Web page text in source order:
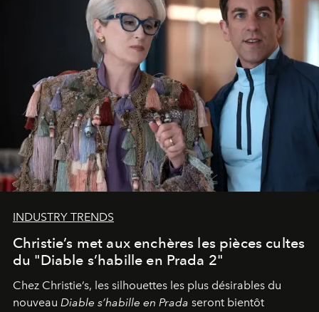
INDUSTRY TRENDS
Christie’s met aux enchères les pièces cultes
du "Diable s’habille en Prada 2"
Chez Christie’s, les silhouettes les plus désirables du
nouveau Diable s’habille en Prada seront bientôt